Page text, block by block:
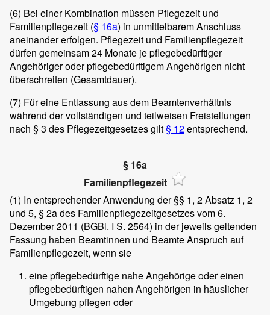
(6) Bei einer Kombination müssen Pflegezeit und
Familienpflegezeit (§ 16a) in unmittelbarem Anschluss
aneinander erfolgen. Pflegezeit und Familienpflegezeit
dürfen gemeinsam 24 Monate je pflegebedürftiger
Angehöriger oder pflegebedürftigem Angehörigen nicht
überschreiten (Gesamtdauer).
(7) Für eine Entlassung aus dem Beamtenverhältnis
während der vollständigen und teilweisen Freistellungen
nach § 3 des Pflegezeitgesetzes gilt§ 12entsprechend.
§ 16a
Familienpflegezeit
(1) In entsprechender Anwendung der §§ 1, 2 Absatz 1, 2
und 5, § 2a des Familienpflegezeitgesetzes vom 6.
Dezember 2011 (BGBl. I S. 2564) in der jeweils geltenden
Fassung haben Beamtinnen und Beamte Anspruch auf
Familienpflegezeit, wenn sie
eine pflegebedürftige nahe Angehörige oder einen
pflegebedürftigen nahen Angehörigen in häuslicher
Umgebung pflegen oder